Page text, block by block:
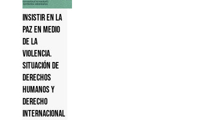
Insistir en la
paz en medio
de la
violencia.
Situación de
derechos
humanos y
derecho
internacional